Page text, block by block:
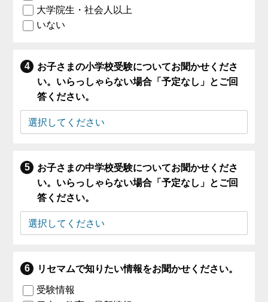
大学院生・社会人以上
いない
お子さまの小学校受験についてお聞かせくださ
い。いらっしゃらない場合「予定なし」とご回
答ください。
お子さまの中学校受験についてお聞かせくださ
い。いらっしゃらない場合「予定なし」とご回
答ください。
リセマムで知りたい情報をお聞かせください。
受験情報